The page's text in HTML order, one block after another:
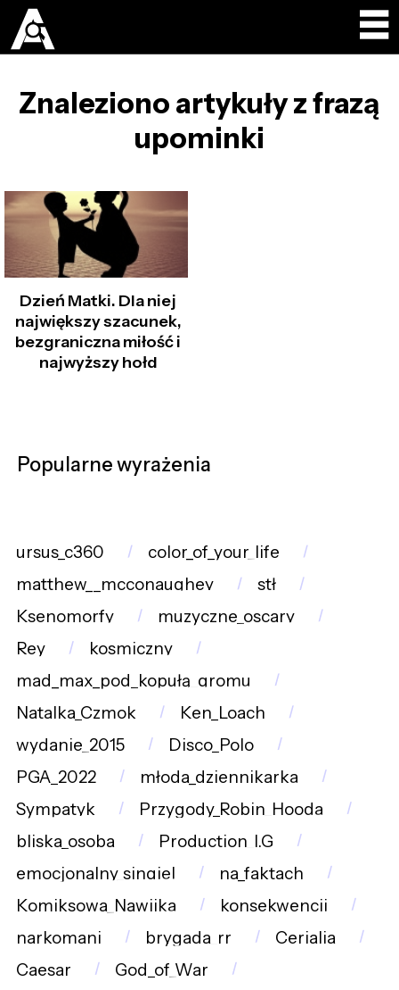
Znaleziono artykuły z frazą
upominki
Dzień Matki. Dla niej
największy szacunek,
bezgraniczna miłość i
najwyższy hołd
Popularne wyrażenia
ursus_c360
color_of_your_life
matthew__mcconaughey
stł
Ksenomorfy
muzyczne_oscary
Rey
kosmiczny
mad_max_pod_kopułą_gromu
Natalka_Czmok
Ken_Loach
wydanie_2015
Disco_Polo
PGA_2022
młoda_dziennikarka
Sympatyk
Przygody_Robin_Hooda
bliska_osoba
Production_I.G
emocjonalny_singiel
na_faktach
Komiksowa_Nawijka
konsekwencji
narkomani
brygada_rr
Cerialia
Caesar
God_of_War